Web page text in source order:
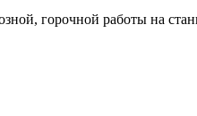
горочной работы на